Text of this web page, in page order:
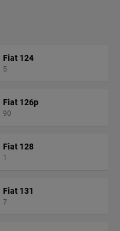
Fiat 124
5
Fiat 126p
90
Fiat 128
1
Fiat 131
7